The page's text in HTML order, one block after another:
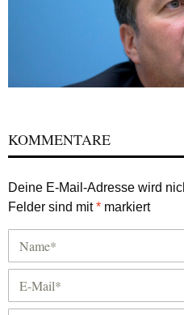
KOMMENTARE
Deine E-Mail-Adresse wird
Felder sind mit* markiert